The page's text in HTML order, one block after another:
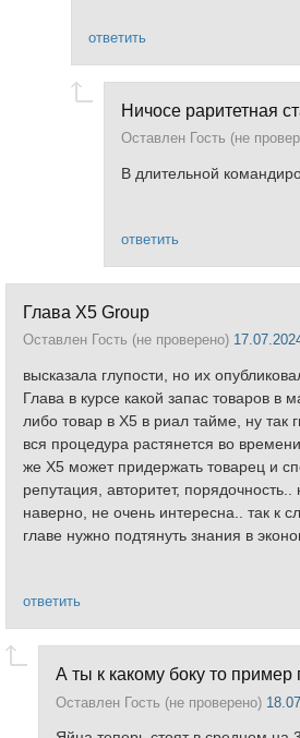
ответить
Ничосе раритетная
Оставлен Гость (не
В длительной
ответить
Глава X5 Group
Оставлен Гость (не проверено)
высказала глупости, но их
Глава в курсе какой запас товаров
либо товар в Х5 в риал тайме, ну так
вся процедура растянется во
же Х5 может придержать товарец и
репутация, авторитет,
наверно, не очень интересна.. так
главе нужно подтянуть знания в
ответить
А ты к какому боку то
Оставлен Гость (не проверено)